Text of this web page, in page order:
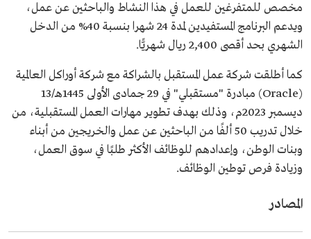
مخصص للمتفرغين للعمل في هذا النشاط والباحثين عن عمل،
ويدعم البرنامج المستفيدين لمدة 24 شهرا بنسبة 40% من الدخل
الشهري بحد أقصى 2,400 ريال شهريًّا.
كما أطلقت شركة عمل المستقبل بالشراكة مع شركة أوراكل العالمية
(Oracle) مبادرة "مستقبلي" في 29 جمادى الأولى 1445هـ/13
ديسمبر 2023م، وذلك بهدف تطوير مهارات العمل المستقبلية، من
خلال تدريب 50 ألفًا من الباحثين عن عمل والخريجين من أبناء
وبنات الوطن، وإعدادهم للوظائف الأكثر طلبًا في سوق العمل،
وزيادة فرص توطين الوظائف.
المصادر